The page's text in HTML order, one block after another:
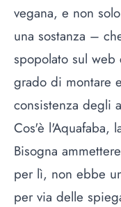
vegana, e non
una sostanza –
spopolato sul
grado di montare
consistenza degli
Cos'è l'Aquafaba,
Bisogna
per lì, non ebbe
per via delle